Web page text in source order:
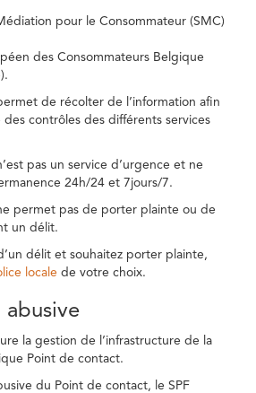
pour le Consommateur (SMC)
des Consommateurs Belgique
de récolter de l’information afin
des contrôles des différents services
pas un service d’urgence et ne
24h/24 et 7jours/7.
permet pas de porter plainte ou de
un délit.
délit et souhaitez porter plainte,
locale de votre choix.
abusive
la gestion de l’infrastructure de la
Point de contact.
du Point de contact, le SPF